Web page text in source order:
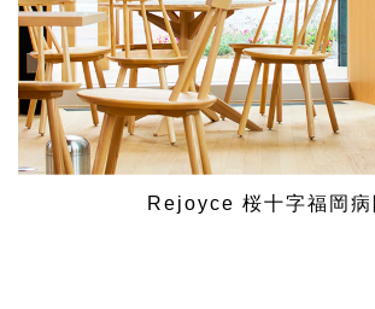
Rejoyce 桜十字福岡病